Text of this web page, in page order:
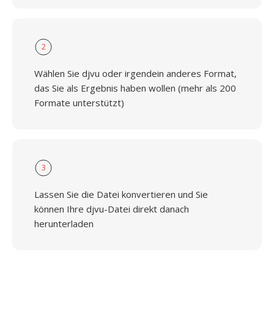
2
Wählen Sie djvu oder irgendein anderes Format,
das Sie als Ergebnis haben wollen (mehr als 200
Formate unterstützt)
3
Lassen Sie die Datei konvertieren und Sie
können Ihre djvu-Datei direkt danach
herunterladen